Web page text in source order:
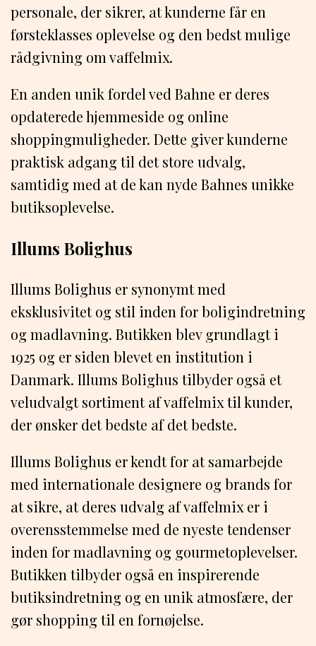
personale, der sikrer, at kunderne får en
førsteklasses oplevelse og den bedst mulige
rådgivning om vaffelmix.
En anden unik fordel ved Bahne er deres
opdaterede hjemmeside og online
shoppingmuligheder. Dette giver kunderne
praktisk adgang til det store udvalg,
samtidig med at de kan nyde Bahnes unikke
butiksoplevelse.
Illums Bolighus
Illums Bolighus er synonymt med
eksklusivitet og stil inden for boligindretning
og madlavning. Butikken blev grundlagt i
1925 og er siden blevet en institution i
Danmark. Illums Bolighus tilbyder også et
veludvalgt sortiment af vaffelmix til kunder,
der ønsker det bedste af det bedste.
Illums Bolighus er kendt for at samarbejde
med internationale designere og brands for
at sikre, at deres udvalg af vaffelmix er i
overensstemmelse med de nyeste tendenser
inden for madlavning og gourmetoplevelser.
Butikken tilbyder også en inspirerende
butiksindretning og en unik atmosfære, der
gør shopping til en fornøjelse.